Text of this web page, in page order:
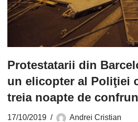
Protestatarii din
un elicopter al Poliţiei
treia noapte de
17/10/2019 Andrei Cristian